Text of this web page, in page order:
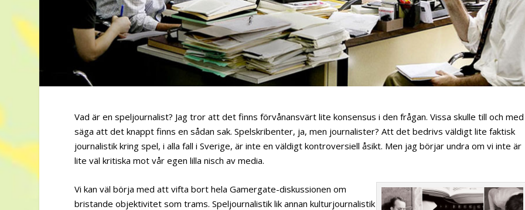
Vad är en speljournalist? Jag tror att det finns förvånansvärt lite konsensus i den frågan. Vissa skulle till och med
säga att det knappt finns en sådan sak. Spelskribenter, ja, men journalister? Att det bedrivs väldigt lite faktisk
journalistik kring spel, i alla fall i Sverige, är inte en väldigt kontroversiell åsikt. Men jag börjar undra om vi inte är
lite väl kritiska mot vår egen lilla nisch av media.
Vi kan väl börja med att vifta bort hela Gamergate-diskussionen om
bristande objektivitet som trams. Speljournalistik lik annan kulturjournalistik